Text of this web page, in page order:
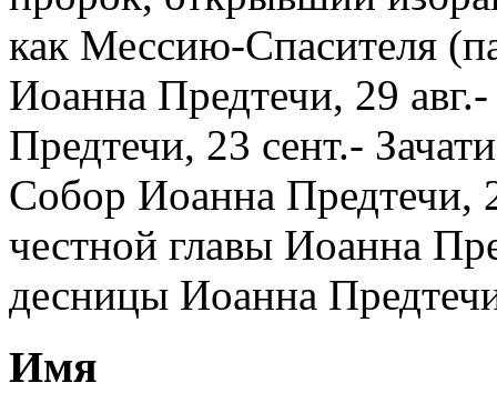
как Мессию-Спасителя
Иоанна Предтечи, 29
Предтечи, 23 сент.-
Собор Иоанна Предтечи,
честной главы Иоанна
десницы Иоанна
Имя